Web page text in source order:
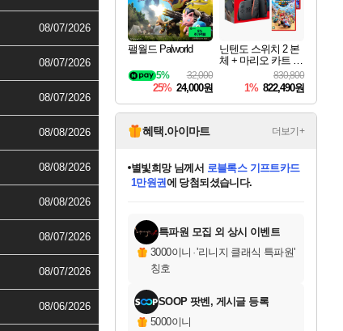
08/07/2026
08/07/2026
08/07/2026
08/08/2026
08/08/2026
08/08/2026
08/07/2026
08/07/2026
08/06/2026
팰월드 Palworld
32,000
5%
25% 24,000원
닌텐도 스위치 2 본
체 + 마리오 카트 월
드 + 슈퍼 마리오 파
티 잼버리 닌텐도
스위치 2 에디션 +
잼버리 TV 번들
830,800
1% 822,490원
혜택.아이마트 더보기+
교환.
당첨되셨습니다.
당첨되셨습니다.
당첨되셨습니다.
별빛희망님께서 로블록스 기프트카드
1만원권에 당첨되셨습니다.
당첨되셨습니다.
당첨되셨습니다.
당첨되셨습니다.
당첨되셨습니다.
에디션 (스팀코드)를 교환.
당첨되셨습니다.
특파원 모집 외 상시 이벤트
3000이니 ·'리니지 클래식 특파원'
칭호
SOOP 팟벤, 게시글 등록
5000이니